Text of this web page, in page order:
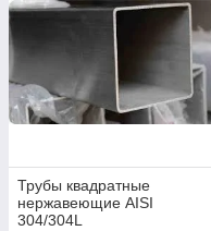
Трубы квадратные
нержавеющие AISI
304/304L